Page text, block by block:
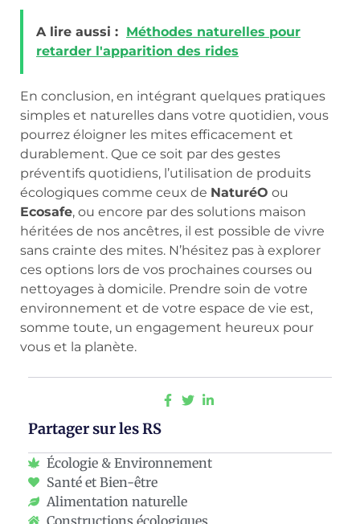
A lire aussi : Méthodes naturelles pour
retarder l'apparition des rides
En conclusion, en intégrant quelques pratiques
simples et naturelles dans votre quotidien, vous
pourrez éloigner les mites efficacement et
durablement. Que ce soit par des gestes
préventifs quotidiens, l’utilisation de produits
écologiques comme ceux de NaturéO ou
Ecosafe, ou encore par des solutions maison
héritées de nos ancêtres, il est possible de vivre
sans crainte des mites. N’hésitez pas à explorer
ces options lors de vos prochaines courses ou
nettoyages à domicile. Prendre soin de votre
environnement et de votre espace de vie est,
somme toute, un engagement heureux pour
vous et la planète.
Partager sur les RS
Écologie & Environnement
Santé et Bien-être
Alimentation naturelle
Constructions écologiques